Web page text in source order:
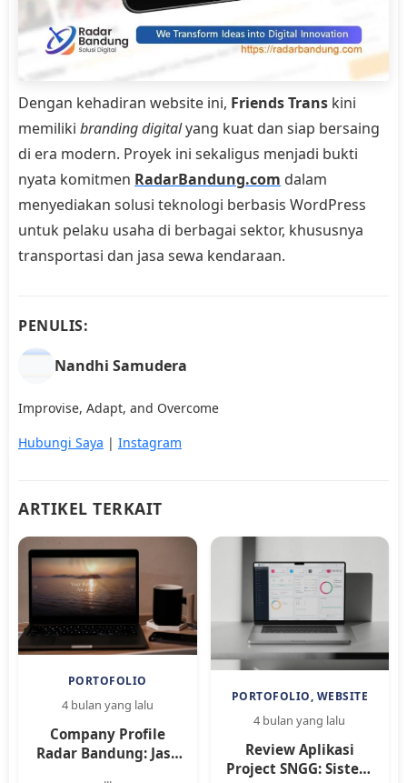
Dengan kehadiran website ini, Friends Trans kini
memiliki branding digitalyang kuat dan siap bersaing
di era modern. Proyek ini sekaligus menjadi bukti
nyata komitmen RadarBandung.com dalam
menyediakan solusi teknologi berbasis WordPress
untuk pelaku usaha di berbagai sektor, khususnya
transportasi dan jasa sewa kendaraan.
PENULIS:
Nandhi Samudera
Improvise, Adapt, and Overcome
Hubungi Saya | Instagram
ARTIKEL TERKAIT
PORTOFOLIO
4 bulan yang lalu
Company Profile
Radar Bandung: Jasa
...
PORTOFOLIO, WEBSITE
4 bulan yang lalu
Review Aplikasi
Project SNGG: Sistem